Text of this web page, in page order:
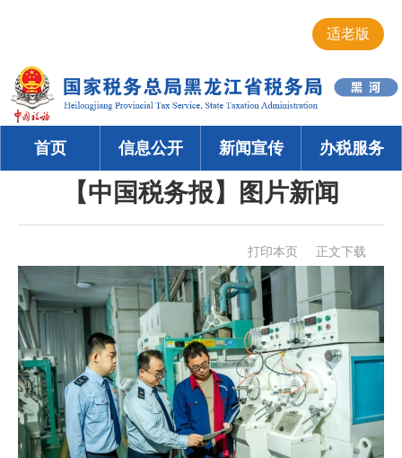
适老版
首页 信息公开 新闻宣传 办税服务
【中国税务报】图片新闻
打印本页 正文下载